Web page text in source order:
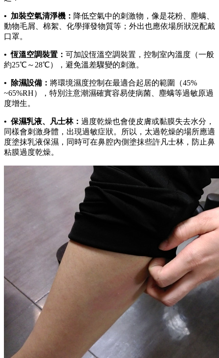
• 加裝空氣清淨機： 降低空氣中的刺激物，像是花粉、塵螨、
動物毛屑、棉絮、化學揮發物質等；外出也應依場所狀況配戴
口罩。
• 恆溫空調裝置： 可加設恆溫空調裝置，控制室內溫度（一般
約25℃～28℃），避免溫差驟變的刺激。
• 除濕設備： 將環境濕度控制在最適合起居的範圍（45%
~65%RH），特別注意潮濕確實容易使病菌、塵螨等過敏原過
度增生。
• 保濕乳液、凡士林： 過度乾燥也會使皮膚或黏膜失去水分，
同樣會刺激身體，出現過敏症狀。所以，太過乾燥的場所應適
度塗抹乳液保濕，同時可在鼻腔內側塗抹些許凡士林，防止鼻
粘膜過度乾燥。